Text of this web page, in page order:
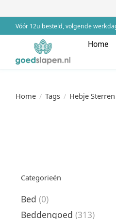
Vóór 12u besteld, volgende
Home
Home / Tags / Hebje
Categorieën
Bed (0)
Beddengoed (313)